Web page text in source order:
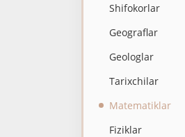
Shifokorlar
Geograflar
Geologlar
Tarixchilar
Matematiklar
Fiziklar